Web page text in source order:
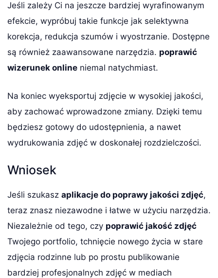
Jeśli zależy Ci na jeszcze bardziej wyrafinowanym
efekcie, wypróbuj takie funkcje jak selektywna
korekcja, redukcja szumów i wyostrzanie. Dostępne
są również zaawansowane narzędzia. poprawić
wizerunek online niemal natychmiast.
Na koniec wyeksportuj zdjęcie w wysokiej jakości,
aby zachować wprowadzone zmiany. Dzięki temu
będziesz gotowy do udostępnienia, a nawet
wydrukowania zdjęć w doskonałej rozdzielczości.
Wniosek
Jeśli szukasz aplikacje do poprawy jakości zdjęć,
teraz znasz niezawodne i łatwe w użyciu narzędzia.
Niezależnie od tego, czy poprawić jakość zdjęć
Twojego portfolio, tchnięcie nowego życia w stare
zdjęcia rodzinne lub po prostu publikowanie
bardziej profesjonalnych zdjęć w mediach